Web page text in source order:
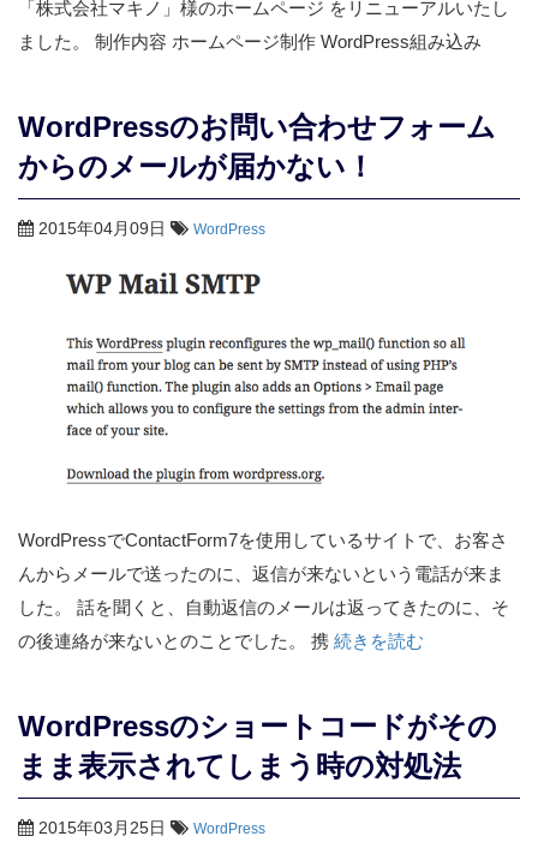
「株式会社マキノ」様のホームページ をリニューアルいたし
ました。 制作内容 ホームページ制作 WordPress組み込み
WordPressのお問い合わせフォーム
からのメールが届かない！
2015年04月09日 WordPress
WordPressでContactForm7を使用しているサイトで、お客さ
んからメールで送ったのに、返信が来ないという電話が来ま
した。 話を聞くと、自動返信のメールは返ってきたのに、そ
の後連絡が来ないとのことでした。 携 続きを読む
WordPressのショートコードがその
まま表示されてしまう時の対処法
2015年03月25日 WordPress